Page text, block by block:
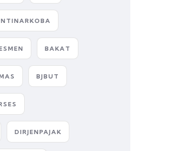
BAKAT
BJBUT
DIRJENPAJAK